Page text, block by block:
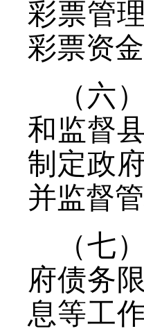
彩票管
彩票资金
（六
和监督
制定政
并监督管
（七
府债务
息等工